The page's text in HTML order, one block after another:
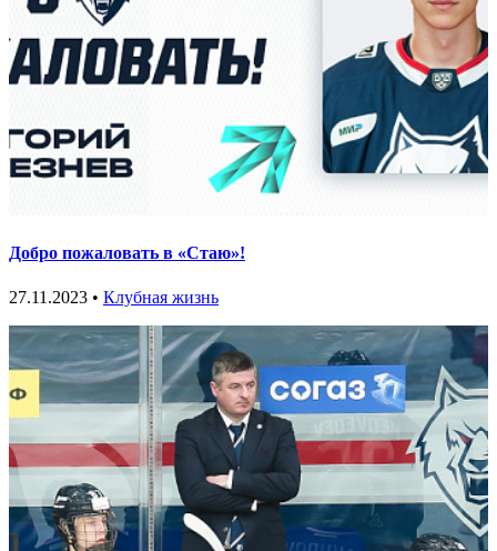
Добро пожаловать в «Стаю»!
27.11.2023 • Клубная жизнь